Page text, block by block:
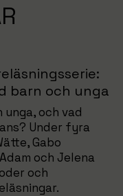
barn och unga
och vad
Under fyra
Gabo
och Jelena
och